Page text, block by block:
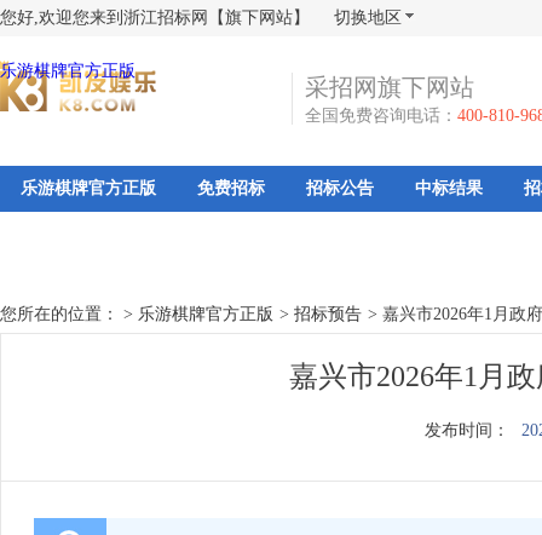
您好,欢迎您来到浙江招标网【旗下网站】 切换地区
乐游棋牌官方正版
采招网旗下网站
全国免费咨询电话： 400-810-
乐游棋牌官方正版 免费招标 招标公告 中标结果
您所在的位置： > 乐游棋牌官方正版 > 招标预告 > 嘉兴市2026年1月政
嘉兴市2026年1月
发布时间：